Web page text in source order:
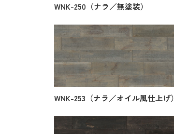
WNK-250（ナラ／無塗装）
WNK-253（ナラ／オイル風仕上げ）